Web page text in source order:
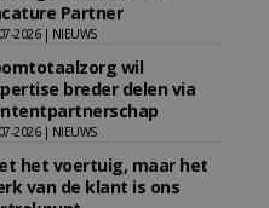
Partner
2026 | NIEUWS
wil
breder delen via
2026 | NIEUWS
het voertuig, maar het
van de klant is ons